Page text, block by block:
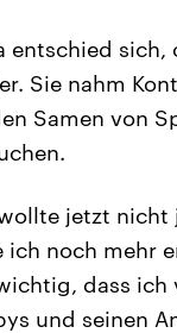
entschied sich,
Sie nahm
Samen von
jetzt nicht
ich noch mehr
dass ich
und seinen